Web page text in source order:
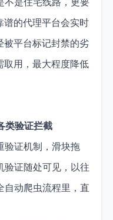
谱的代理平台会实时
被平台标记封禁的劣
取用，最大程度降低
类验证拦截
验证机制，滑块拖
验证随处可见，以往
自动爬虫流程里，直